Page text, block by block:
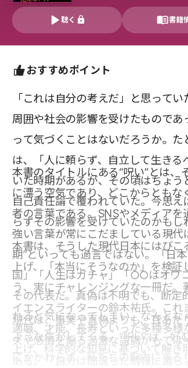
聴く 書籍
おすすめポイント
「これは自分の考えだ」と思って
周囲や社会の影響を受けたものであ
って気づくことはないだろうか。た
は、「人に頼らず、自立して生きる
いた時期があるが、その頃はちょう
自己責任論で覆われていた。今思え
らずその影響を受けていたのかもし
本書のタイトルにある“呪い”とは、
に漂う空気であり、どこからともな
者の言葉である。SNSやメディアを
強い言葉が常にこだましている現代
期”といっても過言ではない。「日
国」「人生はガチャ」「○○はオワ
その代表だ。真偽は不明でも、断定
れると気になってしまい、なんとな
ような気がしてくる。“呪い”は、好
にかかわらず、私たちの脳内にする
本書は、そうした現代日本にはびこ
上げ、「本当にそうなのか」を検証
う、実にチャレンジングな一冊だ。
イエンスライターの鈴木祐氏。これ
適職、才能、長寿といった多種多様
上げ、科学的な知見に基づいて解き
現代は、事実や真偽よりも、耳あた
ズや感情を煽る過激な論調がもては
ある。「自分は間違った情報に踊ら